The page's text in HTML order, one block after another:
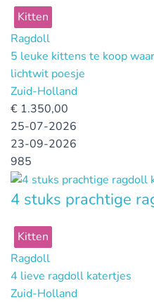
Kitten
Ragdoll
5 leuke kittens te koop
lichtwit poesje
Zuid-Holland
€ 1.350,00
25-07-2026
23-09-2026
985
4 stuks prachtige
Kitten
Ragdoll
4 lieve ragdoll katertjes
Zuid-Holland